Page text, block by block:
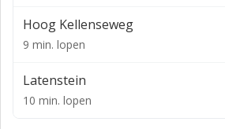
LOCATIE
industriële, commerciële en
bedrijventerrein Kellen zijn
Hoog Kellenseweg
9 min. lopen
Latenstein
10 min. lopen